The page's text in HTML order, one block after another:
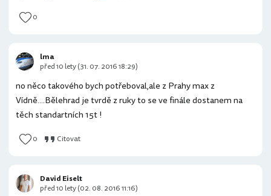
0
no něco takového bych potřeboval,ale z Prahy max z
Vídně....Bělehrad je tvrdě z ruky to se ve finále dostanem na
těch standartních 15t !
0 Citovat
lma
před 10 lety (31. 07. 2016 18:29)
David Eiselt
před 10 lety (02. 08. 2016 11:16)